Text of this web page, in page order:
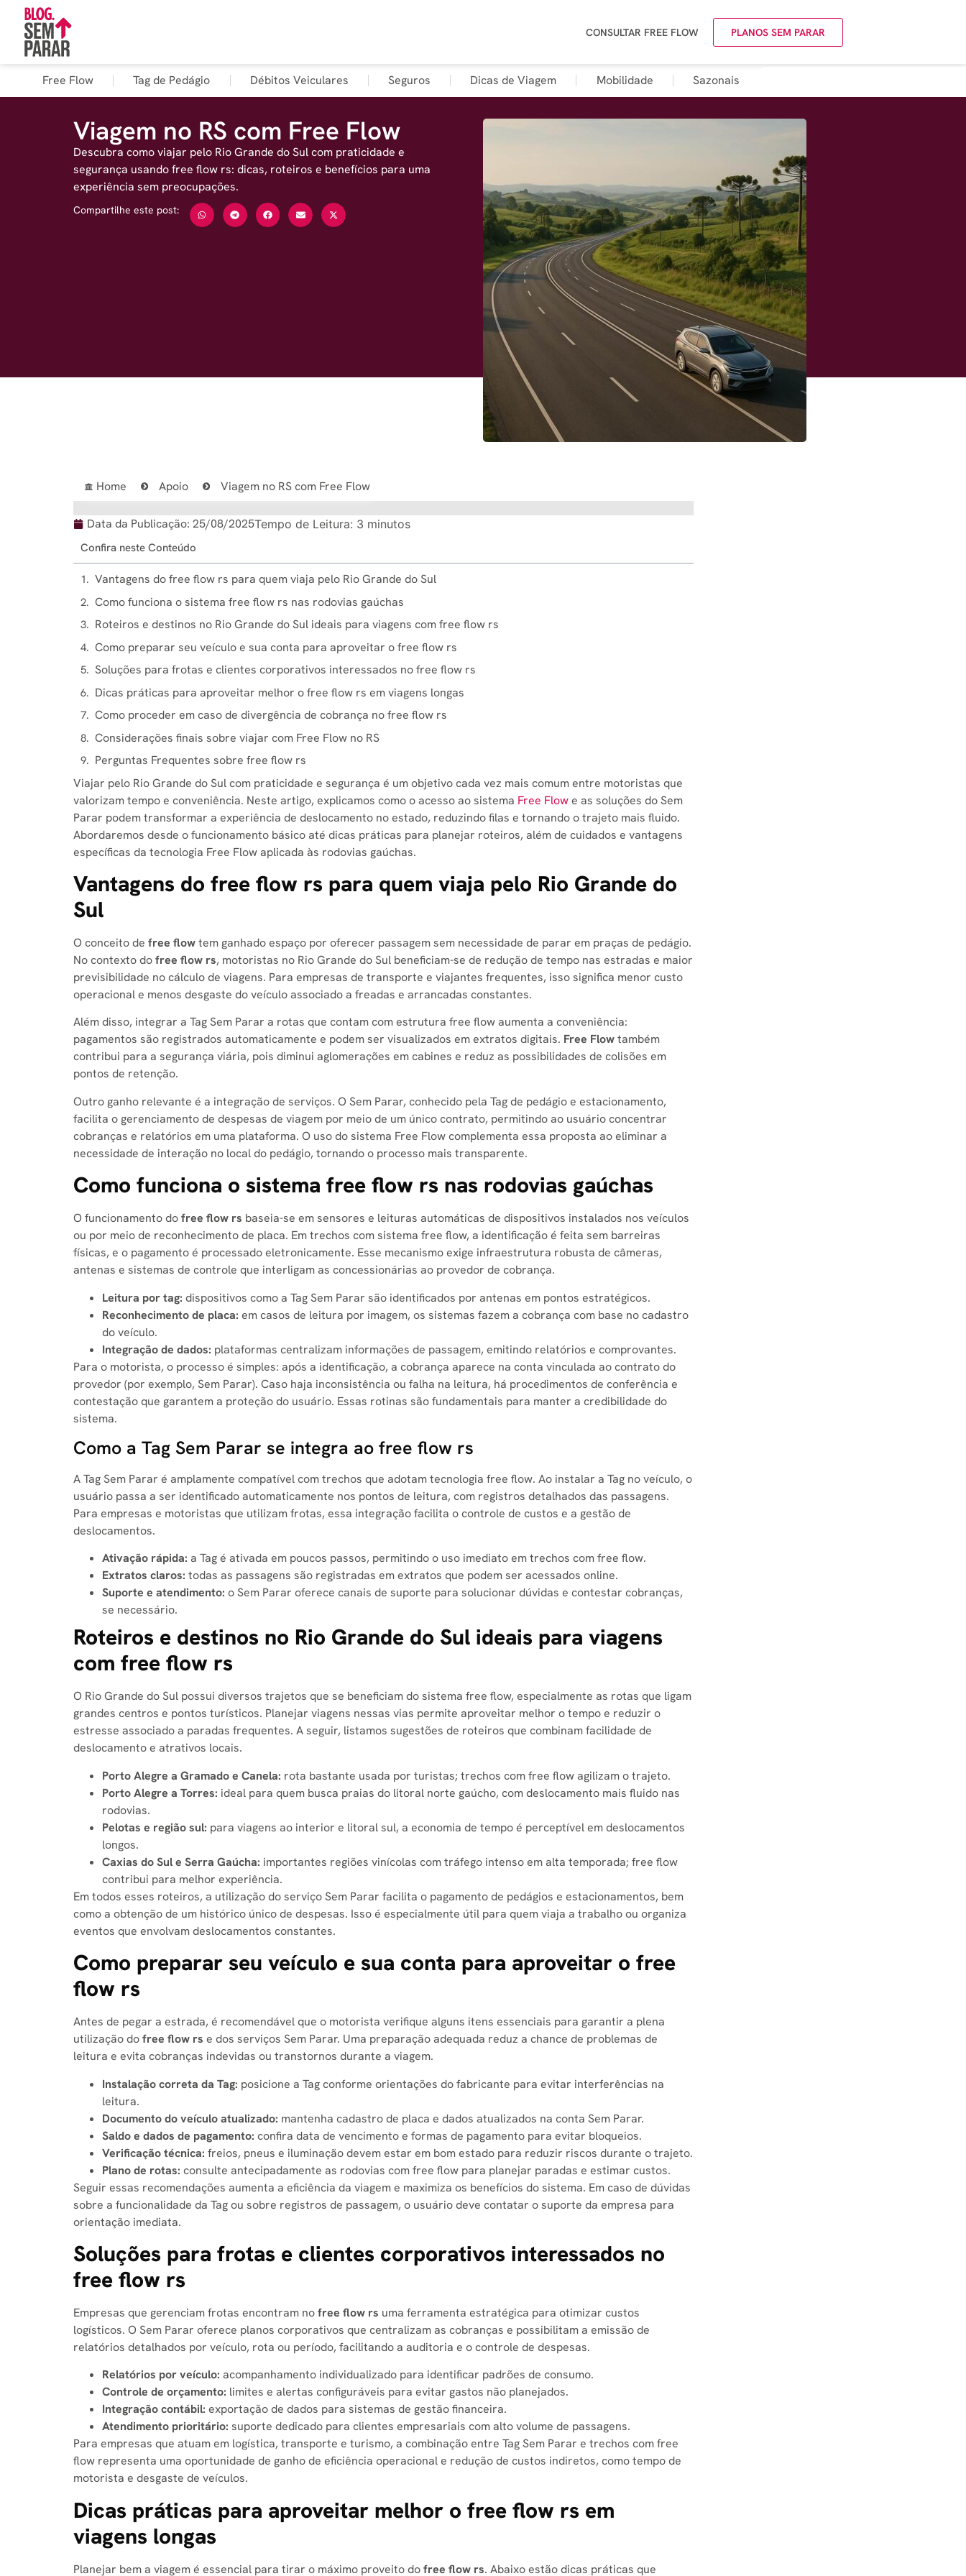
CONSULTAR FREE FLOW PLANOS SEM PARAR
Free Flow Tag de Pedágio Débitos Veiculares Seguros Dicas de Viagem Mobilidade Sazonais
Viagem no RS com Free Flow
Descubra como viajar pelo Rio Grande do Sul com praticidade e
segurança usando free flow rs: dicas, roteiros e benefícios para uma
experiência sem preocupações.
Compartilhe este post:
Home Apoio Viagem no RS com Free Flow
Data da Publicação: 25/08/2025Tempo de Leitura: 3 minutos
Confira neste Conteúdo
Vantagens do free flow rs​ para quem viaja pelo Rio Grande do Sul
Como funciona o sistema free flow rs​ nas rodovias gaúchas
Roteiros e destinos no Rio Grande do Sul ideais para viagens com free flow rs​
Como preparar seu veículo e sua conta para aproveitar o free flow rs​
Soluções para frotas e clientes corporativos interessados no free flow rs​
Dicas práticas para aproveitar melhor o free flow rs​ em viagens longas
Como proceder em caso de divergência de cobrança no free flow rs​
Considerações finais sobre viajar com Free Flow no RS
Perguntas Frequentes sobre free flow rs​
Viajar pelo Rio Grande do Sul com praticidade e segurança é um objetivo cada vez mais comum entre motoristas que
valorizam tempo e conveniência. Neste artigo, explicamos como o acesso ao sistema Free Flowe as soluções do Sem
Parar podem transformar a experiência de deslocamento no estado, reduzindo filas e tornando o trajeto mais fluido.
Abordaremos desde o funcionamento básico até dicas práticas para planejar roteiros, além de cuidados e vantagens
específicas da tecnologia Free Flow aplicada às rodovias gaúchas.
Vantagens do free flow rs​ para quem viaja pelo Rio Grande do
Sul
O conceito de free flowtem ganhado espaço por oferecer passagem sem necessidade de parar em praças de pedágio.
No contexto dofree flow rs​, motoristas no Rio Grande do Sul beneficiam-se de redução de tempo nas estradas e maior
previsibilidade no cálculo de viagens. Para empresas de transporte e viajantes frequentes, isso significa menor custo
operacional e menos desgaste do veículo associado a freadas e arrancadas constantes.
Além disso, integrar a Tag Sem Parar a rotas que contam com estrutura free flow aumenta a conveniência:
pagamentos são registrados automaticamente e podem ser visualizados em extratos digitais. Free Flowtambém
contribui para a segurança viária, pois diminui aglomerações em cabines e reduz as possibilidades de colisões em
pontos de retenção.
Outro ganho relevante é a integração de serviços. O Sem Parar, conhecido pela Tag de pedágio e estacionamento,
facilita o gerenciamento de despesas de viagem por meio de um único contrato, permitindo ao usuário concentrar
cobranças e relatórios em uma plataforma. O uso do sistema Free Flow complementa essa proposta ao eliminar a
necessidade de interação no local do pedágio, tornando o processo mais transparente.
Como funciona o sistema free flow rs​ nas rodovias gaúchas
O funcionamento dofree flow rs​ baseia-se em sensores e leituras automáticas de dispositivos instalados nos veículos
ou por meio de reconhecimento de placa. Em trechos com sistema free flow, a identificação é feita sem barreiras
físicas, e o pagamento é processado eletronicamente. Esse mecanismo exige infraestrutura robusta de câmeras,
antenas e sistemas de controle que interligam as concessionárias ao provedor de cobrança.
Leitura por tag: dispositivos como a Tag Sem Parar são identificados por antenas em pontos estratégicos.
Reconhecimento de placa: em casos de leitura por imagem, os sistemas fazem a cobrança com base no cadastro
do veículo.
Integração de dados: plataformas centralizam informações de passagem, emitindo relatórios e comprovantes.
Para o motorista, o processo é simples: após a identificação, a cobrança aparece na conta vinculada ao contrato do
provedor (por exemplo, Sem Parar). Caso haja inconsistência ou falha na leitura, há procedimentos de conferência e
contestação que garantem a proteção do usuário. Essas rotinas são fundamentais para manter a credibilidade do
sistema.
Como a Tag Sem Parar se integra ao free flow rs​
A Tag Sem Parar é amplamente compatível com trechos que adotam tecnologia free flow. Ao instalar a Tag no veículo, o
usuário passa a ser identificado automaticamente nos pontos de leitura, com registros detalhados das passagens.
Para empresas e motoristas que utilizam frotas, essa integração facilita o controle de custos e a gestão de
deslocamentos.
Ativação rápida: a Tag é ativada em poucos passos, permitindo o uso imediato em trechos com free flow.
Extratos claros: todas as passagens são registradas em extratos que podem ser acessados online.
Suporte e atendimento: o Sem Parar oferece canais de suporte para solucionar dúvidas e contestar cobranças,
se necessário.
Roteiros e destinos no Rio Grande do Sul ideais para viagens
com free flow rs​
O Rio Grande do Sul possui diversos trajetos que se beneficiam do sistema free flow, especialmente as rotas que ligam
grandes centros e pontos turísticos. Planejar viagens nessas vias permite aproveitar melhor o tempo e reduzir o
estresse associado a paradas frequentes. A seguir, listamos sugestões de roteiros que combinam facilidade de
deslocamento e atrativos locais.
Porto Alegre a Gramado e Canela: rota bastante usada por turistas; trechos com free flow agilizam o trajeto.
Porto Alegre a Torres: ideal para quem busca praias do litoral norte gaúcho, com deslocamento mais fluido nas
rodovias.
Pelotas e região sul: para viagens ao interior e litoral sul, a economia de tempo é perceptível em deslocamentos
longos.
Caxias do Sul e Serra Gaúcha: importantes regiões vinícolas com tráfego intenso em alta temporada; free flow
contribui para melhor experiência.
Em todos esses roteiros, a utilização do serviço Sem Parar facilita o pagamento de pedágios e estacionamentos, bem
como a obtenção de um histórico único de despesas. Isso é especialmente útil para quem viaja a trabalho ou organiza
eventos que envolvam deslocamentos constantes.
Como preparar seu veículo e sua conta para aproveitar o free
flow rs​
Antes de pegar a estrada, é recomendável que o motorista verifique alguns itens essenciais para garantir a plena
utilização dofree flow rs​ e dos serviços Sem Parar. Uma preparação adequada reduz a chance de problemas de
leitura e evita cobranças indevidas ou transtornos durante a viagem.
Instalação correta da Tag: posicione a Tag conforme orientações do fabricante para evitar interferências na
leitura.
Documento do veículo atualizado: mantenha cadastro de placa e dados atualizados na conta Sem Parar.
Saldo e dados de pagamento: confira data de vencimento e formas de pagamento para evitar bloqueios.
Verificação técnica: freios, pneus e iluminação devem estar em bom estado para reduzir riscos durante o trajeto.
Plano de rotas: consulte antecipadamente as rodovias com free flow para planejar paradas e estimar custos.
Seguir essas recomendações aumenta a eficiência da viagem e maximiza os benefícios do sistema. Em caso de dúvidas
sobre a funcionalidade da Tag ou sobre registros de passagem, o usuário deve contatar o suporte da empresa para
orientação imediata.
Soluções para frotas e clientes corporativos interessados no
free flow rs​
Empresas que gerenciam frotas encontram nofree flow rs​ uma ferramenta estratégica para otimizar custos
logísticos. O Sem Parar oferece planos corporativos que centralizam as cobranças e possibilitam a emissão de
relatórios detalhados por veículo, rota ou período, facilitando a auditoria e o controle de despesas.
Relatórios por veículo: acompanhamento individualizado para identificar padrões de consumo.
Controle de orçamento: limites e alertas configuráveis para evitar gastos não planejados.
Integração contábil: exportação de dados para sistemas de gestão financeira.
Atendimento prioritário: suporte dedicado para clientes empresariais com alto volume de passagens.
Para empresas que atuam em logística, transporte e turismo, a combinação entre Tag Sem Parar e trechos com free
flow representa uma oportunidade de ganho de eficiência operacional e redução de custos indiretos, como tempo de
motorista e desgaste de veículos.
Dicas práticas para aproveitar melhor o free flow rs​ em
viagens longas
Planejar bem a viagem é essencial para tirar o máximo proveito dofree flow rs​. Abaixo estão dicas práticas que